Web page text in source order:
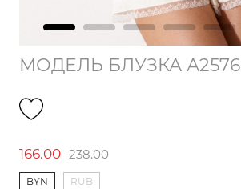
МОДЕЛЬ БЛУЗКА А2576
166.00 238.00
BYN RUB